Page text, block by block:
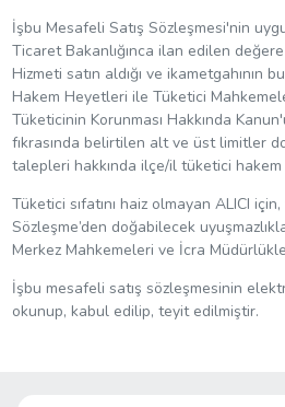
İşbu Mesafeli Satış Sözleşmesi'nin
Ticaret Bakanlığınca ilan edilen değere
Hizmeti satın aldığı ve ikametgahının
Hakem Heyetleri ile Tüketici
Tüketicinin Korunması Hakkında
fıkrasında belirtilen alt ve üst limitler
talepleri hakkında ilçe/il tüketici
Tüketici sıfatını haiz olmayan ALICI
Sözleşme’den doğabilecek
Merkez Mahkemeleri ve İcra
İşbu mesafeli satış sözleşmesinin
okunup, kabul edilip, teyit edilmiştir.